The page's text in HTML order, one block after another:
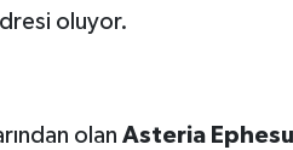
oluyor.
olan Asteria